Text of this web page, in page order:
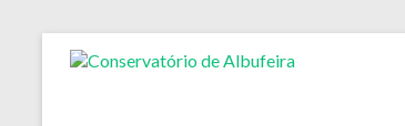
Conservatório